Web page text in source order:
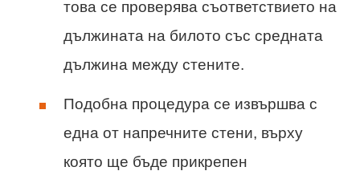
това се проверява съответствието на
дължината на билото със средната
дължина между стените.
Подобна процедура се извършва с
една от напречните стени, върху
която ще бъде прикрепен